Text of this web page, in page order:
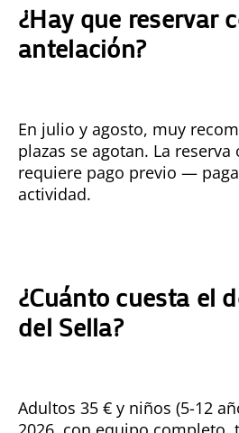
¿Hay que reservar
antelación?
En julio y agosto, muy
plazas se agotan. La
requiere pago previo —
actividad.
¿Cuánto cuesta el
del Sella?
Adultos 35 € y niños (5-12